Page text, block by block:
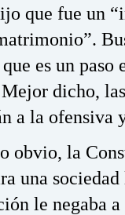
que fue un
es un paso
dicho,
a la ofensiva
obvio, la
una
le negaba